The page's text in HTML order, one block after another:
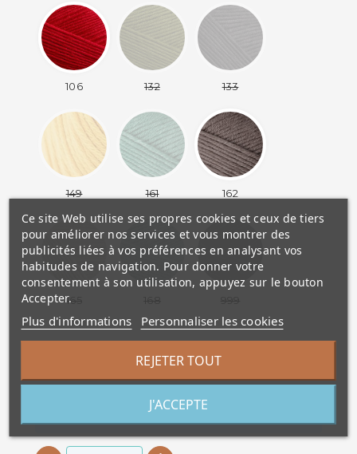
106 132 133
149 161 162
165
PAS ASSEZ DE PRODUITS
DISPONIBLES, SEULEMENT 10 EN STOCK
La quantité minimale pour pouvoir
commander ce produit est 20.
Ce site Web utilise ses propres cookies et ceux de tiers
pour améliorer nos services et vous montrer des
publicités liées à vos préférences en analysant vos
habitudes de navigation. Pour donner votre
consentement à son utilisation, appuyez sur le bouton
Accepter.
Plus d'informations Personnaliser les cookies
REJETER TOUT
J'ACCEPTE